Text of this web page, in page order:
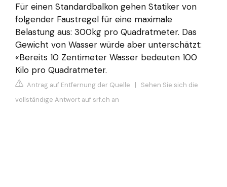
Für einen Standardbalkon gehen Statiker von
folgender Faustregel für eine maximale
Belastung aus: 300kg pro Quadratmeter. Das
Gewicht von Wasser würde aber unterschätzt:
«Bereits 10 Zentimeter Wasser bedeuten 100
Kilo pro Quadratmeter.
Antrag auf Entfernung der Quelle | Sehen Sie sich die
vollständige Antwort auf srf.ch an